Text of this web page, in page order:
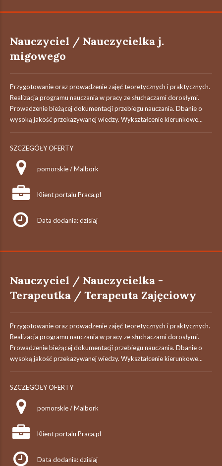
Nauczyciel / Nauczycielka j.
migowego
Przygotowanie oraz prowadzenie zajęć teoretycznych i praktycznych.
Realizacja programu nauczania w pracy ze słuchaczami dorosłymi.
Prowadzenie bieżącej dokumentacji przebiegu nauczania. Dbanie o
wysoką jakość przekazywanej wiedzy. Wykształcenie kierunkowe...
SZCZEGÓŁY OFERTY
pomorskie / Malbork
Klient portalu Praca.pl
Data dodania: dzisiaj
Nauczyciel / Nauczycielka -
Terapeutka / Terapeuta Zajęciowy
Przygotowanie oraz prowadzenie zajęć teoretycznych i praktycznych.
Realizacja programu nauczania w pracy ze słuchaczami dorosłymi.
Prowadzenie bieżącej dokumentacji przebiegu nauczania. Dbanie o
wysoką jakość przekazywanej wiedzy. Wykształcenie kierunkowe...
SZCZEGÓŁY OFERTY
pomorskie / Malbork
Klient portalu Praca.pl
Data dodania: dzisiaj